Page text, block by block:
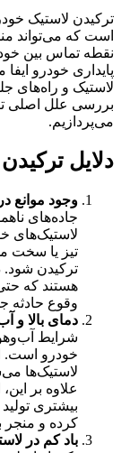
ترکیدن لاستیک
است که می‌تواند
نقطه تماس بین
پایداری خودرو
لاستیک و راه‌های
بررسی علل اصلی
می‌پردازیم.
دلایل
وجود موانع
جاده‌های
لاستیک‌های
تیز یا سخت
ترکیدن شود.
هستند که حتی
وقوع حادثه
دمای بالا و
شرایط
خودرو است.
لاستیک‌ها
علاوه بر
بیشتری
کرده و منجر
باد کم در